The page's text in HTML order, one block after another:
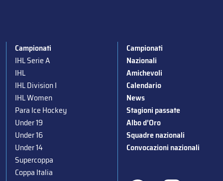
Campionati
IHL Serie A
IHL
IHL Division I
IHL Women
Para Ice Hockey
Under 19
Under 16
Under 14
Supercoppa
Coppa Italia
Campionati
Nazionali
Amichevoli
Calendario
News
Stagioni passate
Albo d’Oro
Squadre nazionali
Convocazioni nazionali